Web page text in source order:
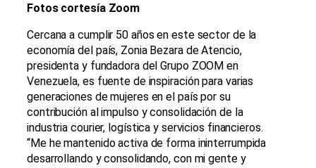
Fotos cortesía Zoom
Cercana a cumplir 50 años en este sector de la
economía del país, Zonia Bezara de Atencio,
presidenta y fundadora del Grupo ZOOM en
Venezuela, es fuente de inspiración para varias
generaciones de mujeres en el país por su
contribución al impulso y consolidación de la
industria courier, logística y servicios financieros.
“Me he mantenido activa de forma ininterrumpida
desarrollando y consolidando, con mi gente y